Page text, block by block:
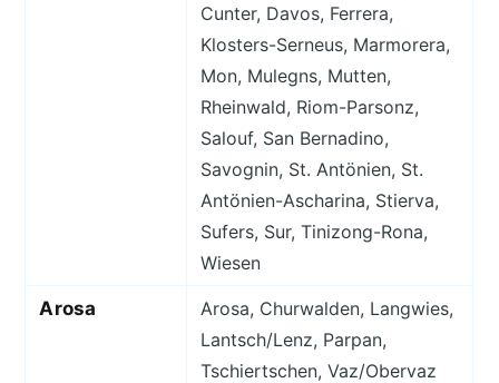
Cunter, Davos, Ferrera,
Klosters-Serneus, Marmorera,
Mon, Mulegns, Mutten,
Rheinwald, Riom-Parsonz,
Salouf, San Bernadino,
Savognin, St. Antönien, St.
Antönien-Ascharina, Stierva,
Sufers, Sur, Tinizong-Rona,
Wiesen
Arosa
Arosa, Churwalden, Langwies,
Lantsch/Lenz, Parpan,
Tschiertschen, Vaz/Obervaz